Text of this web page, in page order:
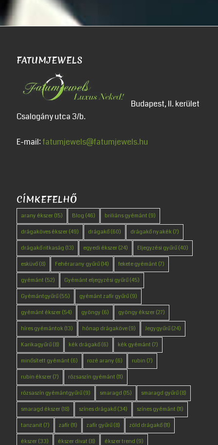
FATUMJEWELS
Budapest, II. kerület
Csalogány utca 3/b.
E-mail: fatumjewels@fatumjewels.hu
CÍMKEFELHŐ
arany ékszer(15) Blog (46) briliáns gyémánt (9)
drágaköves ékszer(49) drágakő(60) drágakő nyakék(7)
drágakő ritkaság (13) egyedi ékszer(24) Eljegyzési gyűrű(40)
esküvő(8) Fehérarany gyűrű(14) fekete gyémánt (7)
gyémánt (52) Gyémánt eljegyzési gyűrű(45)
Gyémántgyűrű(55) gyémánt zafír gyűrű(9)
gyémánt ékszer(54) gyöngy (6) gyöngy ékszer(27)
híres gyémántok(13) hónap drágaköve(9) Jegygyűrű(24)
Karikagyűrű(8) kék drágakő(6) kék gyémánt (7)
minősített gyémánt (6) rozé arany (6) rubin (7)
rubin ékszer(7) rózsaszín gyémánt (11)
rózsaszín gyémántgyűrű(9) smaragd (15) smaragd gyűrű(8)
smaragd ékszer(18) színes drágakő(34) színes gyémánt (11)
tanzanit (7) zafír(11) zafír gyűrű(8) zöld drágakő(11)
ékszer(33) ékszer divat (8) ékszer trend (9)